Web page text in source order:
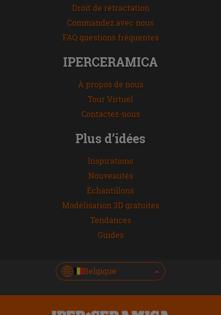
Droit de rétractation
Commandez avec nous
FAQ questions fréquentes
IPERCERAMICA
À propos de nous
Tour Virtuel
Contactez-nous
Plus d’idées
Inspirations
Nouveautés
Échantillons
Modélisation 3D gratuites
Tendances
Guides
Belgique